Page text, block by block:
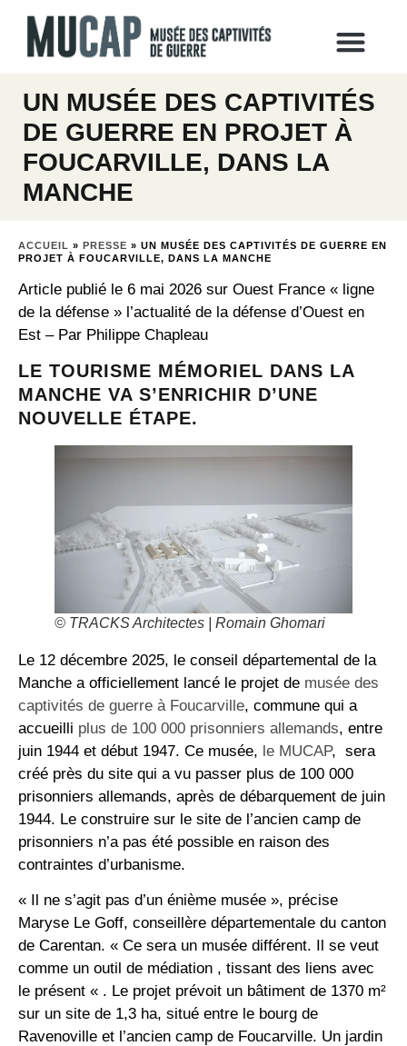
UN MUSÉE DES CAPTIVITÉS
DE GUERRE EN PROJET À
FOUCARVILLE, DANS LA
MANCHE
ACCUEIL » PRESSE » UN MUSÉE DES CAPTIVITÉS DE GUERRE EN
PROJET À FOUCARVILLE, DANS LA MANCHE
Article publié le 6 mai 2026 sur Ouest France « ligne
de la défense » l’actualité de la défense d’Ouest en
Est – Par Philippe Chapleau
LE TOURISME MÉMORIEL DANS LA
MANCHE VA S’ENRICHIR D’UNE
NOUVELLE ÉTAPE.
© TRACKS Architectes | Romain Ghomari
Le 12 décembre 2025, le conseil départemental de la
Manche a officiellement lancé le projet de musée des
captivités de guerre à Foucarville, commune qui a
accueilli plus de 100 000 prisonniers allemands, entre
juin 1944 et début 1947. Ce musée, le MUCAP, sera
créé près du site qui a vu passer plus de 100 000
prisonniers allemands, après de débarquement de juin
1944. Le construire sur le site de l’ancien camp de
prisonniers n’a pas été possible en raison des
contraintes d’urbanisme.
« Il ne s’agit pas d’un énième musée », précise
Maryse Le Goff, conseillère départementale du canton
de Carentan. « Ce sera un musée différent. Il se veut
comme un outil de médiation , tissant des liens avec
le présent « . Le projet prévoit un bâtiment de 1370 m²
sur un site de 1,3 ha, situé entre le bourg de
Ravenoville et l’ancien camp de Foucarville. Un jardin